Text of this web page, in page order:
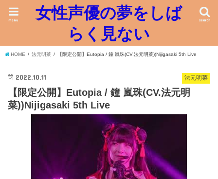
女性声優の夢をしば
らく見ない
search
menu
HOME 法元明菜 【限定公開】Eutopia / 鐘 嵐珠(CV.法元明菜))Nijigasaki 5th Live
法元明菜
2022.10.11
【限定公開】Eutopia / 鐘 嵐珠(CV.法元明
菜))Nijigasaki 5th Live